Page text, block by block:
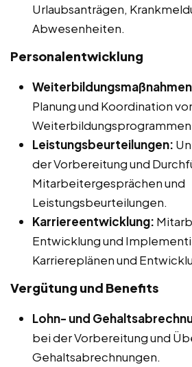
Urlaubsanträgen,
Abwesenheiten.
Personalentwicklung
Planung und Koordination
Leistungsbeurteilungen:
der Vorbereitung und
Mitarbeitergesprächen und
Leistungsbeurteilungen.
Karriereentwicklung:
Entwicklung und
Karriereplänen und
Vergütung und Benefits
Lohn- und
bei der Vorbereitung und
Gehaltsabrechnungen.